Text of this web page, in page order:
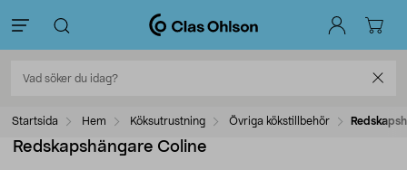
Startsida Hem Köksutrustning Övriga kökstillbehör
Redskapshängare Coline